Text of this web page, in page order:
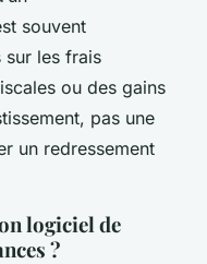
souvent
sur les frais
ou des gains
pas une
un redressement
logiciel de
?